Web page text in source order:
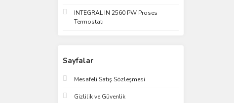
INTEGRAL IN 2560 PW Proses
Termostatı
Sayfalar
Mesafeli Satış Sözleşmesi
Gizlilik ve Güvenlik